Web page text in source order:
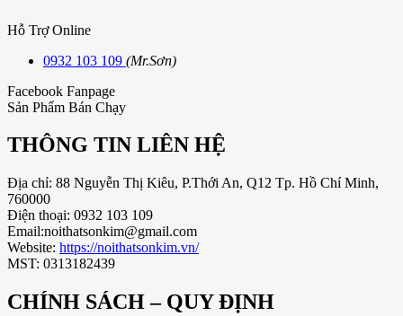
Hỗ Trợ Online
0932 103 109 (Mr.Sơn)
Facebook Fanpage
Sản Phẩm Bán Chạy
THÔNG TIN LIÊN HỆ
Địa chỉ: 88 Nguyễn Thị Kiêu, P.Thới An, Q12 Tp. Hồ Chí Minh,
760000
Điện thoại: 0932 103 109
Email:noithatsonkim@gmail.com
Website: https://noithatsonkim.vn/
MST: 0313182439
CHÍNH SÁCH – QUY ĐỊNH